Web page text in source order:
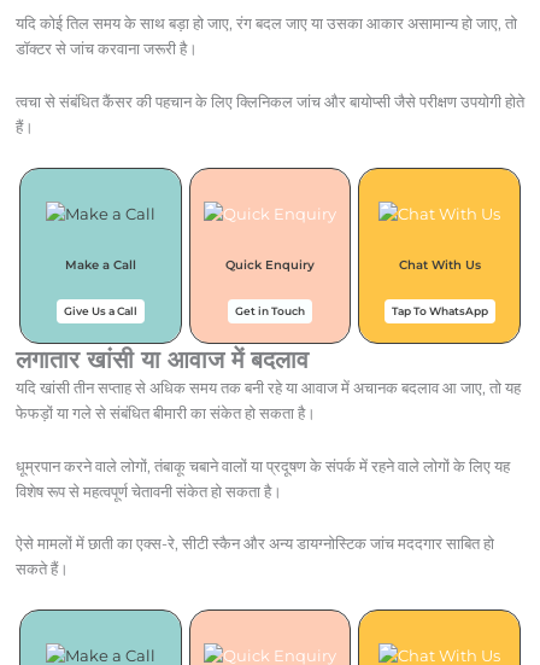
यदि कोई तिल समय के साथ बड़ा हो जाए, रंग बदल जाए या उसका आकार असामान्य हो जाए, तो
डॉक्टर से जांच करवाना जरूरी है।
त्वचा से संबंधित कैंसर की पहचान के लिए क्लिनिकल जांच और बायोप्सी जैसे परीक्षण उपयोगी होते
हैं।
Make a Call
Give Us a Call
Quick Enquiry
Get in Touch
Chat With Us
Tap To WhatsApp
लगातार खांसी या आवाज में बदलाव
यदि खांसी तीन सप्ताह से अधिक समय तक बनी रहे या आवाज में अचानक बदलाव आ जाए, तो यह
फेफड़ों या गले से संबंधित बीमारी का संकेत हो सकता है।
धूम्रपान करने वाले लोगों, तंबाकू चबाने वालों या प्रदूषण के संपर्क में रहने वाले लोगों के लिए यह
विशेष रूप से महत्वपूर्ण चेतावनी संकेत हो सकता है।
ऐसे मामलों में छाती का एक्स-रे, सीटी स्कैन और अन्य डायग्नोस्टिक जांच मददगार साबित हो
सकते हैं।